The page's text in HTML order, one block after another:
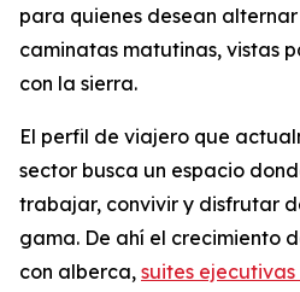
para quienes desean
caminatas matutinas, vistas
con la sierra.
El perfil de viajero que
sector busca un espacio
trabajar, convivir y disfrutar
gama. De ahí el crecimiento
con alberca, suites